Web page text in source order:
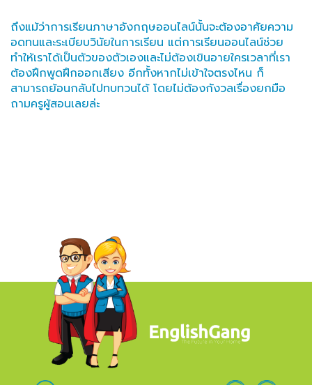
ถึงแม้ว่าการเรียนภาษาอังกฤษออนไลน์นั้นจะต้องอาศัยความ
อดทนและระเบียบวินัยในการเรียน แต่การเรียนออนไลน์ช่วย
ทำให้เราได้เป็นตัวของตัวเองและไม่ต้องเขินอายใครเวลาที่เรา
ต้องฝึกพูดฝึกออกเสียง อีกทั้งหากไม่เข้าใจตรงไหน ก็
สามารถย้อนกลับไปทบทวนได้ โดยไม่ต้องกังวลเรื่องยกมือ
ถามครูผู้สอนเลยล่ะ